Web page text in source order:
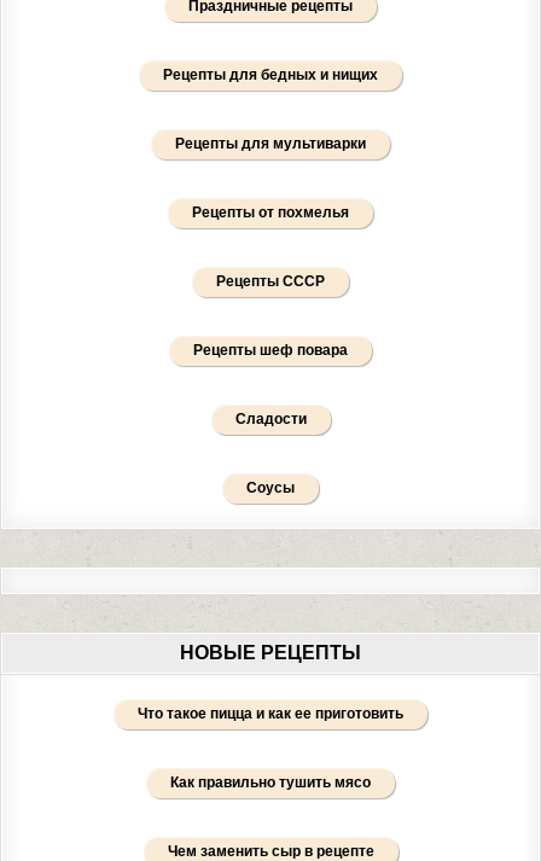
Праздничные рецепты
Рецепты для бедных и нищих
Рецепты для мультиварки
Рецепты от похмелья
Рецепты СССР
Рецепты шеф повара
Сладости
Соусы
НОВЫЕ РЕЦЕПТЫ
Что такое пицца и как ее приготовить
Как правильно тушить мясо
Чем заменить сыр в рецепте